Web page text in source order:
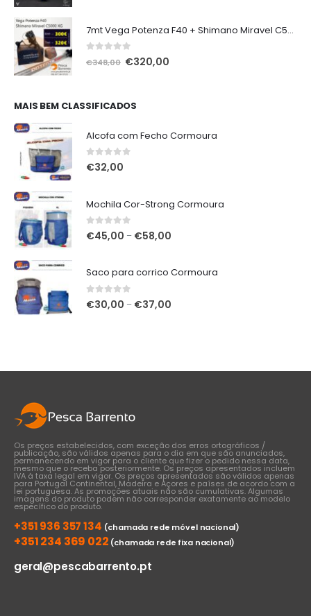
7mt Vega Potenza F40 + Shimano Miravel C5000 XG
€348,00 O
era:
€320,00
MAIS BEM CLASSIFICADOS
Alcofa com Fecho Cormoura
0out of 5
€32,00
Mochila Cor-Strong Cormoura
0out of 5
€45,00 – €58,00
through
Saco para corrico Cormoura
0out of 5
€30,00 – €37,00
Os preços estabelecidos, com exceção dos erros ortográficos /
publicação, são válidos apenas para o dia em que são anunciados,
permanecendo em vigor para o cliente que fizer o pedido nessa data,
mesmo que o receba posteriormente. Os preços apresentados incluem
IVA à taxa legal em vigor. Os preços apresentados são válidos apenas
para Portugal Continental, Madeira e Açores e países de acordo com a
lei portuguesa. As promoções atuais não são cumulativas. Algumas
imagens do produto podem não corresponder exatamente ao modelo
específico do produto.
+351 936 357 134 (chamada rede móvel nacional)
+351 234 369 022 (chamada rede fixa nacional)
geral@pescabarrento.pt